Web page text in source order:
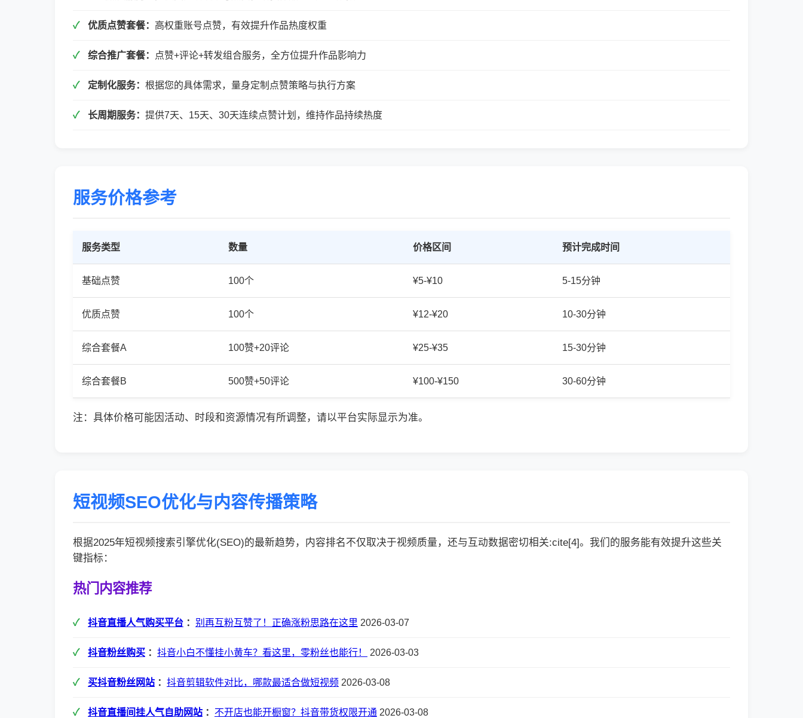
优质点赞套餐： 高权重账号点赞，有效提升作品热度权重
综合推广套餐： 点赞+评论+转发组合服务，全方位提升作品影响力
定制化服务： 根据您的具体需求，量身定制点赞策略与执行方案
长周期服务： 提供7天、15天、30天连续点赞计划，维持作品持续热度
服务价格参考
服务类型 数量 价格区间 预计完成时间
基础点赞 100个 ¥5-¥10 5-15分钟
优质点赞 100个 ¥12-¥20 10-30分钟
综合套餐A 100赞+20评论 ¥25-¥35 15-30分钟
综合套餐B 500赞+50评论 ¥100-¥150 30-60分钟
注：具体价格可能因活动、时段和资源情况有所调整，请以平台实际显示为准。
短视频SEO优化与内容传播策略
根据2025年短视频搜索引擎优化(SEO)的最新趋势，内容排名不仅取决于视频质量，还与互动数据密切相关:cite[4]。我们的服务能有效提升这些关
键指标：
热门内容推荐
抖音直播人气购买平台 ： 别再互粉互赞了！正确涨粉思路在这里 2026-03-07
抖音粉丝购买 ： 抖音小白不懂挂小黄车？看这里，零粉丝也能行！ 2026-03-03
买抖音粉丝网站 ： 抖音剪辑软件对比，哪款最适合做短视频 2026-03-08
抖音直播间挂人气自助网站 ： 不开店也能开橱窗？抖音带货权限开通 2026-03-08